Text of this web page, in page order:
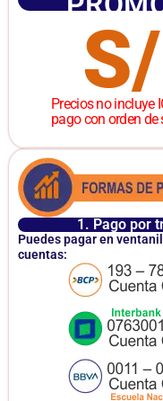
Precios no incluye
pago con orden de
1. Pago por
Puedes pagar en
cuentas: